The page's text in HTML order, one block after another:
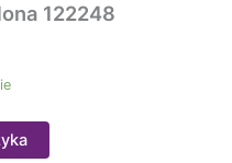
122248